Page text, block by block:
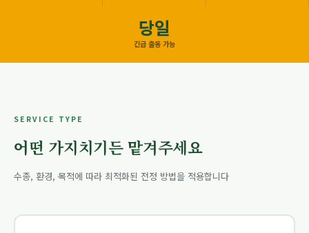
당일
긴급 출동 가능
SERVICE TYPE
어떤 가지치기든 맡겨주세요
수종, 환경, 목적에 따라 최적화된 전정 방법을 적용합니다